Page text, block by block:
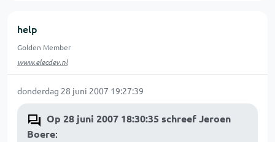
help
Golden Member
www.elecdev.nl
donderdag 28 juni 2007 19:27:39
Op 28 juni 2007 18:30:35 schreef Jeroen
Boere: